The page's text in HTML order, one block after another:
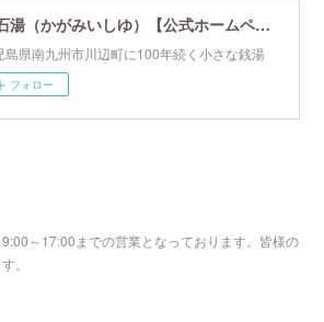
鏡石湯（かがみいしゆ）【公式ホームページ】
島県南九州市川辺町に100年続く小さな銭湯
フォロー
～17:00までの営業となっております。皆様の
。